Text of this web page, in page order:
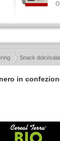
in
Snack dolci/